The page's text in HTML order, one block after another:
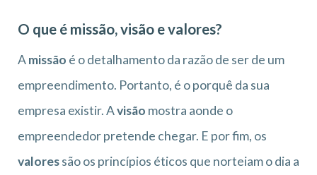
O que é missão, visão e valores?
Amissão é o detalhamento da razão de ser de um
empreendimento. Portanto, é o porquê da sua
empresa existir. Avisão mostra aonde o
empreendedor pretende chegar. E por fim, os
valoressão os princípios éticos que norteiam o dia a